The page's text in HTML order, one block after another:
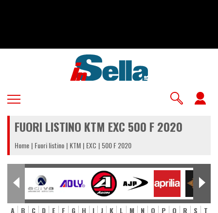
FUORI LISTINO KTM EXC 500 F 2020
Home Fuori listino KTM EXC 500 F 2020
A B C D E F G H I J K L M N O P Q R S
T